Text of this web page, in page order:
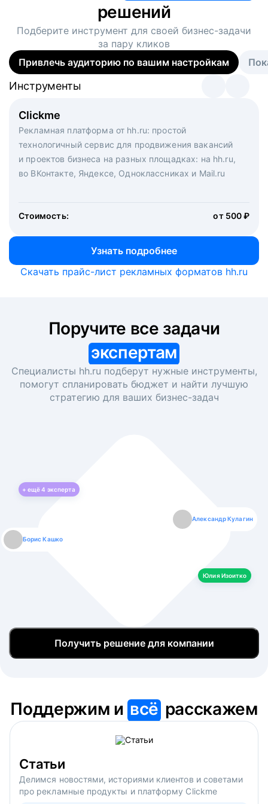
решений
Подберите инструмент для своей бизнес-задачи
за пару кликов
Привлечь аудиторию по вашим настройкам
Clickme
Рекламная платформа от hh.ru: простой
технологичный сервис для продвижения вакансий
и проектов бизнеса на разных площадках: на hh.ru,
во ВКонтакте, Яндексе, Одноклассниках и Mail.ru
Стоимость: от 500 ₽
Узнать подробнее
Инструменты
Вакансия дня
Рекламный формат для вакансий на главной странице
hh.ru. Увеличивает количество откликов
Инструменты
Массовый подбор под ключ. Решите, сколько
кандидатов и когда вам нужно, и за дело возьмутся
маркетологи, рекрутеры и проектные менеджеры
hh.ru с целым набором digital-инструментов
Инструменты
Скачать прайс-лист рекламных форматов hh.ru
экспертам
Специалисты hh.ru подберут нужные инструменты,
помогут спланировать бюджет и найти лучшую
стратегию для ваших бизнес-задач
+ ещё4 эксперта
Борис Кашко
Александр Кулагин
Юлия Изоитко
Юлия Изоитко
Даниил Макаров
Александр Кулагин
Екатерина Лазаренко
Даниил Макаров
Борис Кашко
Екатерина Лазаренко
Юлия Изоитко
Получить решение для компании
Поддержим ивсё расскажем
Статьи
Делимся новостями, историями клиентов и советами
про рекламные продукты и платформу Clickme